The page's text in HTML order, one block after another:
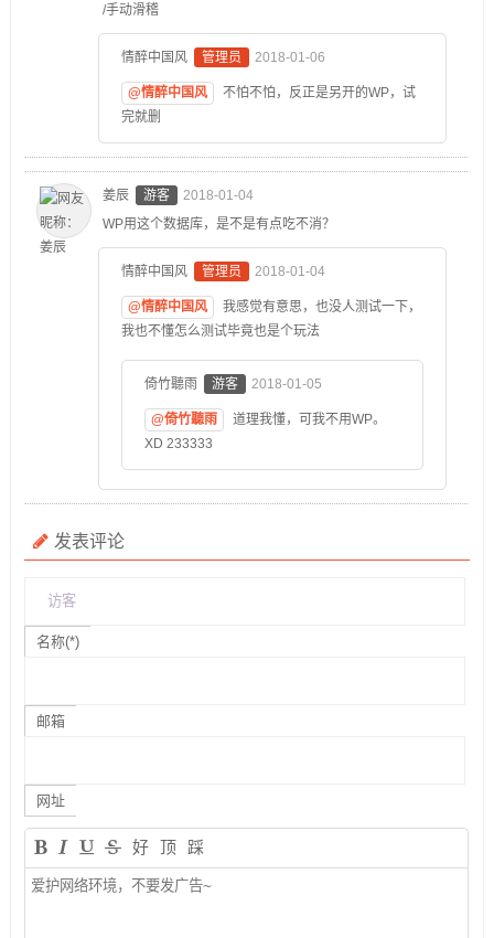
/手动滑稽
情醉中国风 管理员 2018-01-06
@情醉中国风
不怕不怕，反正是另开的WP，试
完就删
姜辰 游客
2018-01-04
WP用这个数据库，是不是有点吃不消？
情醉中国风 管理员 2018-01-04
@情醉中国风
我感觉有意思，也没人测试一下，
我也不懂怎么测试毕竟也是个玩法
倚竹聽雨 游客 2018-01-05
@倚竹聽雨
道理我懂，可我不用WP。
XD 233333
发表评论
名称(*)
邮箱
网址
好 顶 踩